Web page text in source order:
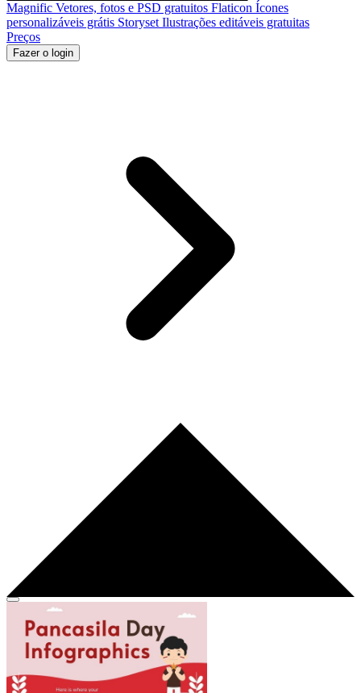
Magnific Vetores, fotos e PSD gratuitos Flaticon Ícones
personalizáveis grátis Storyset Ilustrações editáveis gratuitas
Preços
Fazer o login